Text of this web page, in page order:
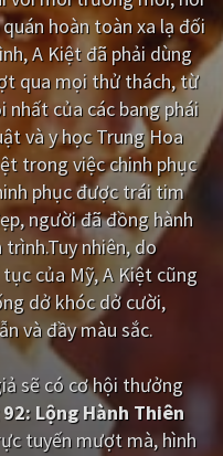
đình
sử
sử
Quốc - Hồng Kông
Bản
hoàn toàn xa lạ đối
A Kiệt đã phải dùng
qua mọi thử thách, từ
nhất của các bang phái
và y học Trung Hoa
trong việc chinh phục
phục được trái tim
người đã đồng hành
nhiên, do
của Mỹ, A Kiệt cũng
dở khóc dở cười,
và đầy màu sắc.
sẽ có cơ hội thưởng
Lộng Hành Thiên
tuyến mượt mà, hình